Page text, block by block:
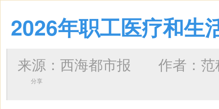
2026年职工医疗和生
来源：西海都市报 作者：
分享